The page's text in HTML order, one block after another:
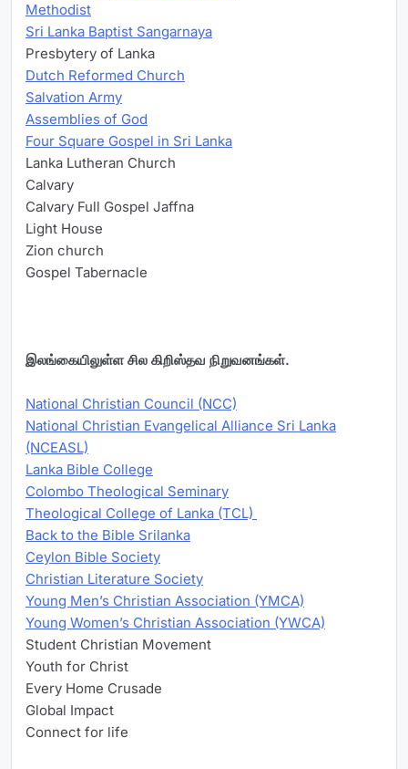
Methodist
Sri Lanka Baptist Sangarnaya
Presbytery of Lanka
Dutch Reformed Church
Salvation Army
Assemblies of God
Four Square Gospel in Sri Lanka
Lanka Lutheran Church
Calvary
Calvary Full Gospel Jaffna
Light House
Zion church
Gospel Tabernacle
இலங்கையிலுள்ள சில கிறிஸ்தவ நிறுவனங்கள்.
National Christian Council (NCC)
National Christian Evangelical Alliance Sri Lanka
(NCEASL)
Lanka Bible College
Colombo Theological Seminary
Theological College of Lanka (TCL)
Back to the Bible Srilanka
Ceylon Bible Society
Christian Literature Society
Young Men’s Christian Association (YMCA)
Young Women’s Christian Association (YWCA)
Student Christian Movement
Youth for Christ
Every Home Crusade
Global Impact
Connect for life